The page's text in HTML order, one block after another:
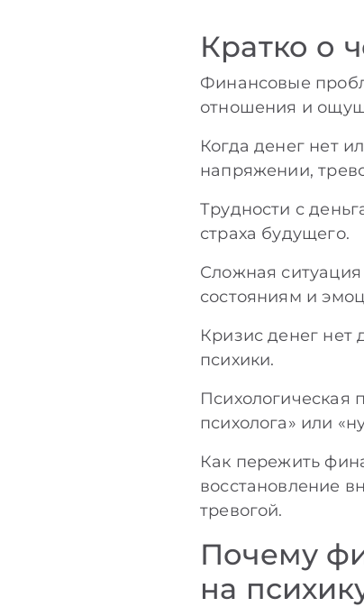
Кратко о
Финансовые
отношения и
Когда денег нет
напряжении,
Трудности с
страха будущего.
Сложная
состояниям и
Кризис денег нет
психики.
Психологическая
психолога» или
Как пережить
восстановление
тревогой.
Почему
на